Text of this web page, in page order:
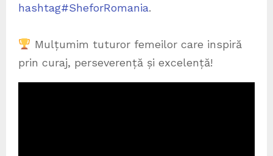
hashtag#SheforRomania.
Mulțumim tuturor femeilor care inspiră
prin curaj, perseverență și excelență!